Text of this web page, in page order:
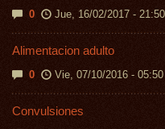
0 Jue, 16/02/2017 - 21:50
Alimentacion adulto
0 Vie, 07/10/2016 - 05:50
Convulsiones